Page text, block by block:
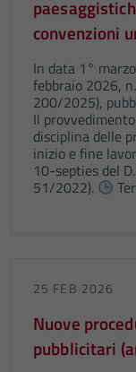
convenzioni
In data 1°
febbraio 2026,
200/2025),
Il
disciplina delle
inizio e fine
10-septies del
51/2022).
25 FEB 2026
Nuove
pubblicitari